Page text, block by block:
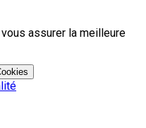
assurer la meilleure